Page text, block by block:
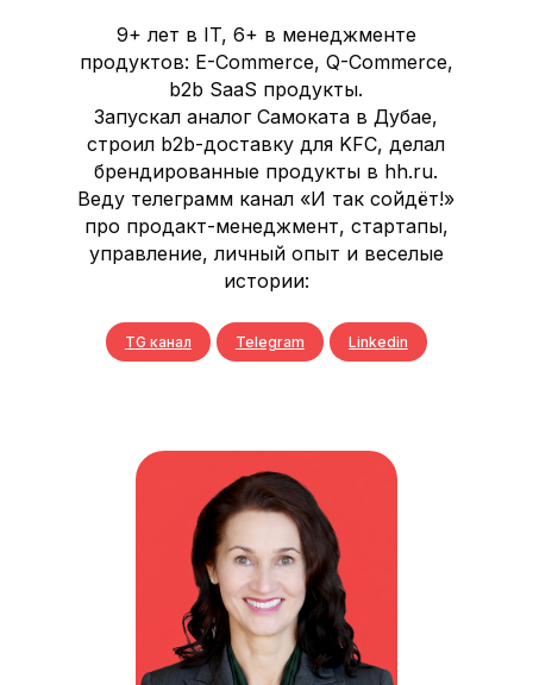
9+ лет в IT, 6+ в менеджменте
продуктов: E-Commerce, Q-Commerce,
b2b SaaS продукты.
Запускал аналог Самоката в Дубае,
строил b2b-доставку для KFC, делал
брендированные продукты в hh.ru.
Веду телеграмм канал «И так сойдёт!»
про продакт-менеджмент, стартапы,
управление, личный опыт и веселые
истории:
TG канал Telegram Linkedin